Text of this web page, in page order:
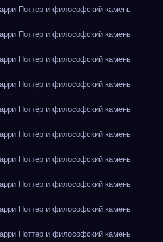
Поттер и философский камень
Поттер и философский камень
Поттер и философский камень
Поттер и философский камень
Поттер и философский камень
Поттер и философский камень
Поттер и философский камень
Поттер и философский камень
Поттер и философский камень
Поттер и философский камень